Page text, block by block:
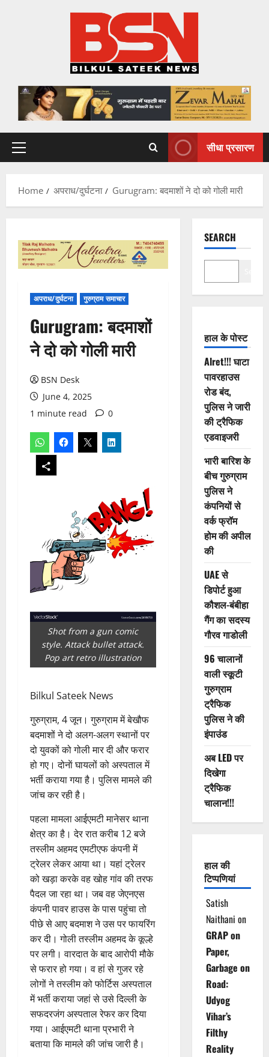
Primary
सीधा प्रसारण
Home अपराध/दुर्घटना Gurugram: बदमाशों ने दो को गोली मारी
अपराध/दुर्घटना गुरुग्राम समाचार
Gurugram: बदमाशों
ने दो को गोली मारी
BSN Desk
June 4, 2025
1 minute read
0
Shot from a gun comic
style. Attack bullet attack.
Pop art retro illustration
Bilkul Sateek News
गुरुग्राम, 4 जून। गुरुग्राम में बेखौफ
बदमाशों ने दो अलग-अलग स्थानों पर
दो युवकों को गोली मार दी और फरार
हो गए। दोनाें घायलों को अस्पताल में
भर्ती कराया गया है। पुलिस मामले की
जांच कर रही है।
पहला मामला आईएमटी मानेसर थाना
क्षेत्र का है। देर रात करीब 12 बजे
तस्लीम अहमद एमटीएफ कंपनी में
ट्रेलर लेकर आया था। यहां ट्रेलर
को खड़ा करके वह खोह गांव की तरफ
पैदल जा रहा था। जब वह जेएनएस
कंपनी पावर हाउस के पास पहुंचा तो
पीछे से आए बदमाश ने उस पर फायरिंग
कर दी। गोली तस्लीम अहमद के कूल्हे
पर लगी। वारदात के बाद आरोपी मौके
से फरार हो गया। व हां से गुजर रहे
लोगों ने तस्लीम को फोर्टिस अस्पताल
में भर्ती कराया जहां से उसे दिल्ली के
सफदरजंग अस्पताल रेफर कर दिया
गया। आईएमटी थाना प्रभारी ने
बताया कि मामले की जांच जारी है।
SEARCH
हाल के पोस्ट
Alret!!! घाटा
पावरहाउस
रोड बंद,
पुलिस ने जारी
की ट्रैफिक
एडवाइजरी
भारी बारिश के
बीच गुरुग्राम
पुलिस ने
कंपनियों से
वर्क फ्रॉम
होम की अपील
की
UAE से
डिपोर्ट हुआ
कौशल-बंबीहा
गैंग का सदस्य
गौरव गाडोली
96 चालानों
वाली स्कूटी
गुरुग्राम
ट्रैफिक
पुलिस ने की
इंपाउंड
अब LED पर
दिखेगा
ट्रैफिक
चालान!!!
हाल की
टिप्पणियां
Satish
Naithani on
GRAP on
Paper,
Garbage on
Road:
Udyog
Vihar’s
Filthy
Reality